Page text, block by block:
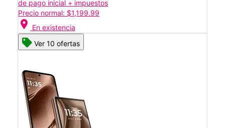
de pago inicial + impuestos
Precio normal: $1,199.99
location_on En existencia
Ver 10 ofertas